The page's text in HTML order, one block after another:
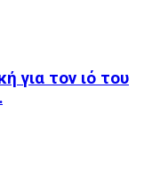
για τον ιό του